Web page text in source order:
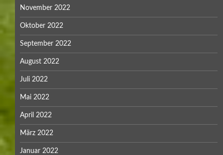
November 2022
Oktober 2022
September 2022
August 2022
Juli 2022
Mai 2022
April 2022
März 2022
Januar 2022